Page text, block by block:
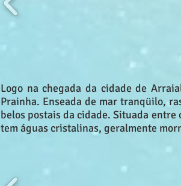
Logo na chegada da cidade de
Prainha. Enseada de mar tranqüilo,
belos postais da cidade. Situada entre
tem águas cristalinas, geralmente